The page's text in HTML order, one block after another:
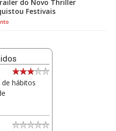
do Novo Thriller
Festivais
de hábitos